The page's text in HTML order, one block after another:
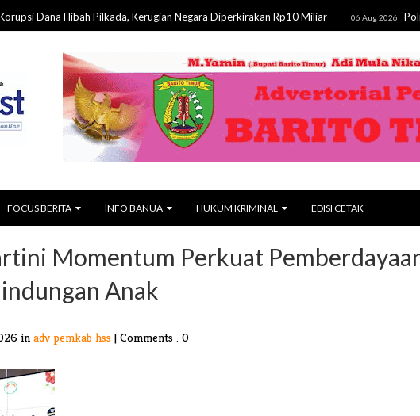
Hibah Pilkada, Kerugian Negara Diperkirakan Rp10 Miliar 06 Aug 2026 Polri
FOCUS BERITA INFO BANUA HUKUM KRIMINAL EDISI CETAK
Momentum Perkuat
Anak
in adv pemkab hss | Comments : 0